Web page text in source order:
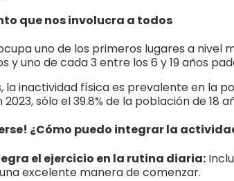
que nos involucra a todos
uno de los primeros lugares a nivel
y uno de cada 3 entre los 6 y 19 años
la inactividad física es prevalente en la
2023, sólo el 39.8% de la población de
¿Cómo puedo integrar la
el ejercicio en la rutina diaria:
excelente manera de comenzar.